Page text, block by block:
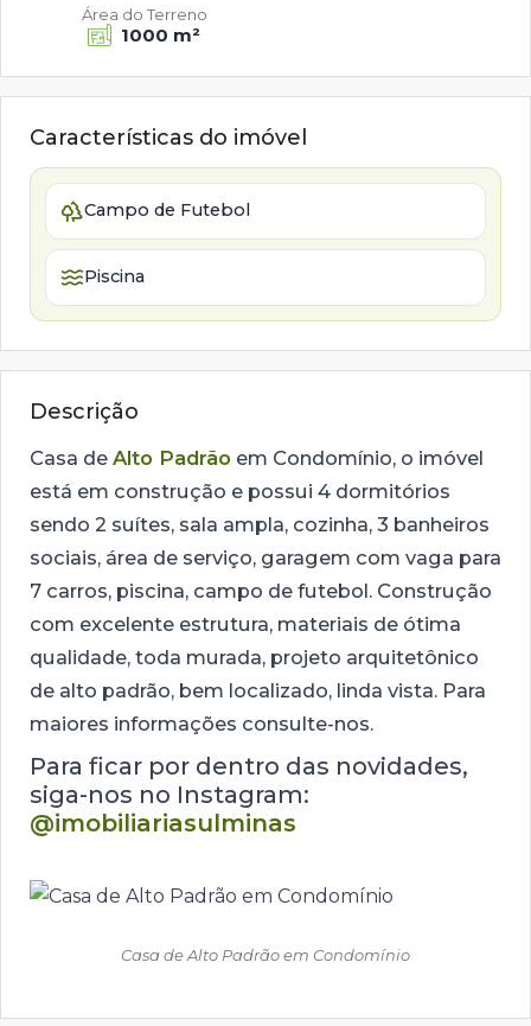
1000 m²
Área do Terreno
Características do imóvel
Campo de Futebol
Piscina
Descrição
Casa de Alto Padrão em Condomínio, o imóvel
está em construção e possui 4 dormitórios
sendo 2 suítes, sala ampla, cozinha, 3 banheiros
sociais, área de serviço, garagem com vaga para
7 carros, piscina, campo de futebol. Construção
com excelente estrutura, materiais de ótima
qualidade, toda murada, projeto arquitetônico
de alto padrão, bem localizado, linda vista. Para
maiores informações consulte-nos.
Para ficar por dentro das novidades,
siga-nos no Instagram:
@imobiliariasulminas
Casa de Alto Padrão em Condomínio